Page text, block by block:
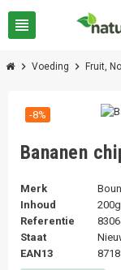
view_headline
chevron_right Voeding chevron_right Fruit,
-8%
Bananen
Merk
Inhoud
200g
Referentie
Staat
EAN13